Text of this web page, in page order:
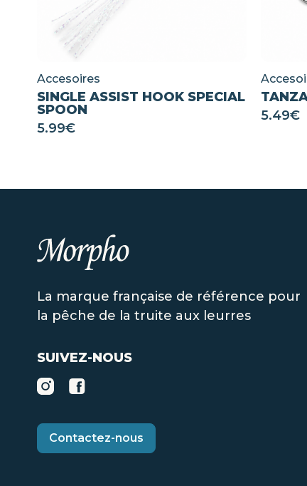
Accesoires
SINGLE ASSIST HOOK SPECIAL
SPOON
5.99€
5.49€
La marque française de référence pour
la pêche de la truite aux leurres
SUIVEZ-NOUS
Contactez-nous